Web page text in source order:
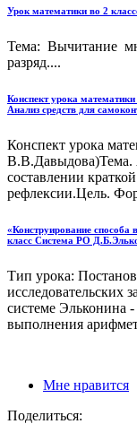
Урок математики во 2
Тема: Вычитание
разряд....
Конспект урока
Анализ средств для
Конспект урока
В.В.Давыдова)Тема.
составлении
рефлексии.Цель.
«Конструирование
класс Система РО
Тип урока:
исследовательских
системе Эльконина
выполнения
Мне нравится
Поделиться: